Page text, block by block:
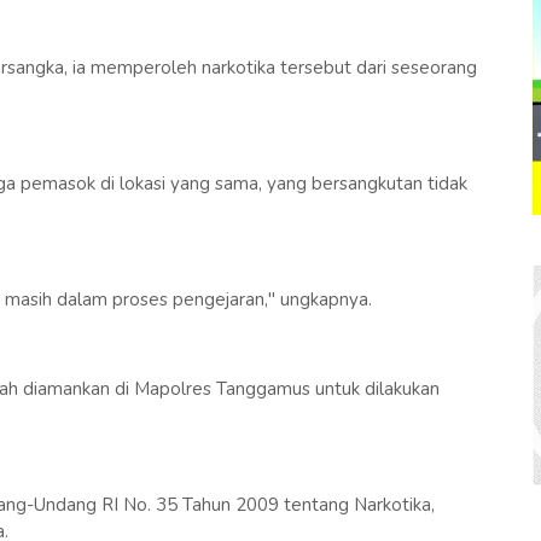
ia memperoleh narkotika tersebut dari seseorang
pemasok di lokasi yang sama, yang bersangkutan tidak
dalam proses pengejaran," ungkapnya.
diamankan di Mapolres Tanggamus untuk dilakukan
Undang RI No. 35 Tahun 2009 tentang Narkotika,